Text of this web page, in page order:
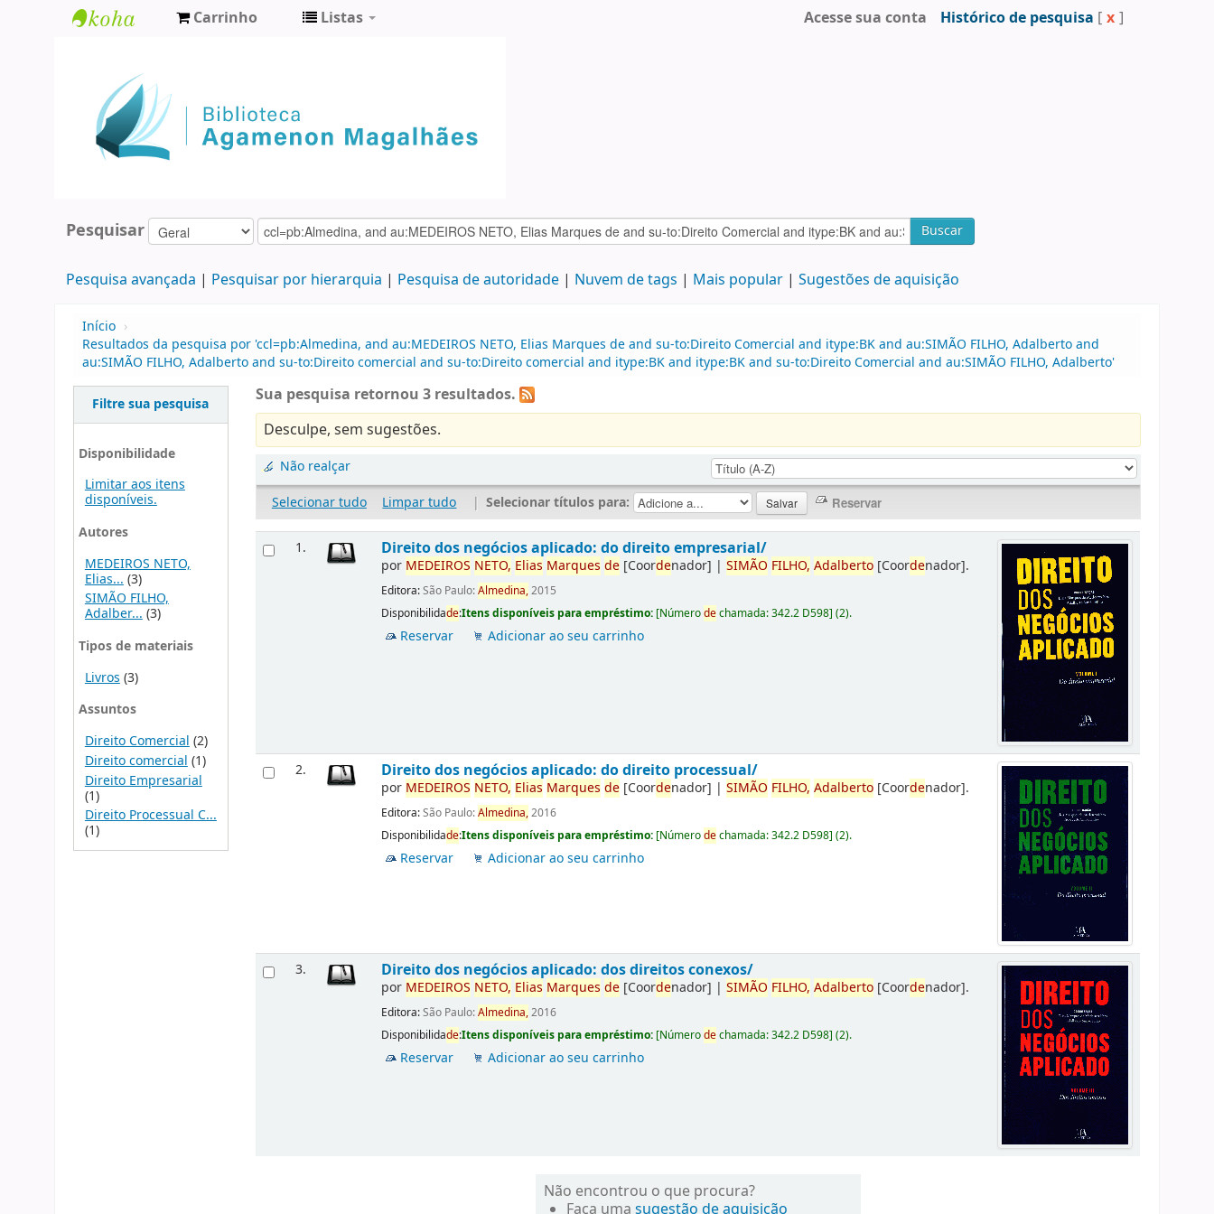
Agamenon
Magalhães
Carrinho Listas Acesse sua conta Histórico de pesquisa [ x ]
Pesquisar Buscar
Pesquisa avançada Pesquisar por hierarquia Pesquisa de autoridade Nuvem de tags Mais popular Sugestões de aquisição
Início ›
Resultados da pesquisa por 'ccl=pb:Almedina, and au:MEDEIROS NETO, Elias Marques de and su-to:Direito Comercial and itype:BK and au:SIMÃO FILHO, Adalberto and
au:SIMÃO FILHO, Adalberto and su-to:Direito comercial and su-to:Direito comercial and itype:BK and itype:BK and su-to:Direito Comercial and au:SIMÃO FILHO, Adalberto'
Filtre sua pesquisa
Disponibilidade
Limitar aos itens
disponíveis.
Autores
MEDEIROS NETO,
Elias... (3)
SIMÃO FILHO,
Adalber...(3)
Tipos de materiais
Livros (3)
Assuntos
Direito Comercial (2)
Direito comercial (1)
Direito Empresarial
(1)
Direito Processual C...
(1)
Sua pesquisa retornou 3 resultados.
Desculpe, sem sugestões.
Não realçar
Selecionar tudo
Limpar tudo | Selecionar títulos para:
1. Direito dos negócios aplicado: do direito empresarial/
por MEDEIROS NETO, Elias Marques de [Coordenador] |SIMÃO FILHO, Adalberto [Coordenador].
Editora:São Paulo:Almedina,2015
Disponibilidade:Itens disponíveis para empréstimo: [Númerodechamada:342.2 D598](2).
Reservar Adicionar ao seu carrinho
2. Direito dos negócios aplicado: do direito processual/
por MEDEIROS NETO, Elias Marques de [Coordenador] |SIMÃO FILHO, Adalberto [Coordenador].
Editora:São Paulo:Almedina,2016
Disponibilidade:Itens disponíveis para empréstimo: [Númerodechamada:342.2 D598](2).
Reservar Adicionar ao seu carrinho
3. Direito dos negócios aplicado: dos direitos conexos/
por MEDEIROS NETO, Elias Marques de [Coordenador] |SIMÃO FILHO, Adalberto [Coordenador].
Editora:São Paulo:Almedina,2016
Disponibilidade:Itens disponíveis para empréstimo: [Númerodechamada:342.2 D598](2).
Reservar Adicionar ao seu carrinho
Não encontrou o que procura?